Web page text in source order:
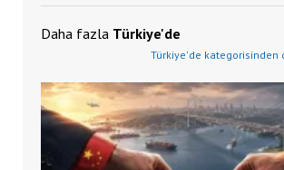
Daha fazla Türkiye'de
Türkiye'de kategorisinden